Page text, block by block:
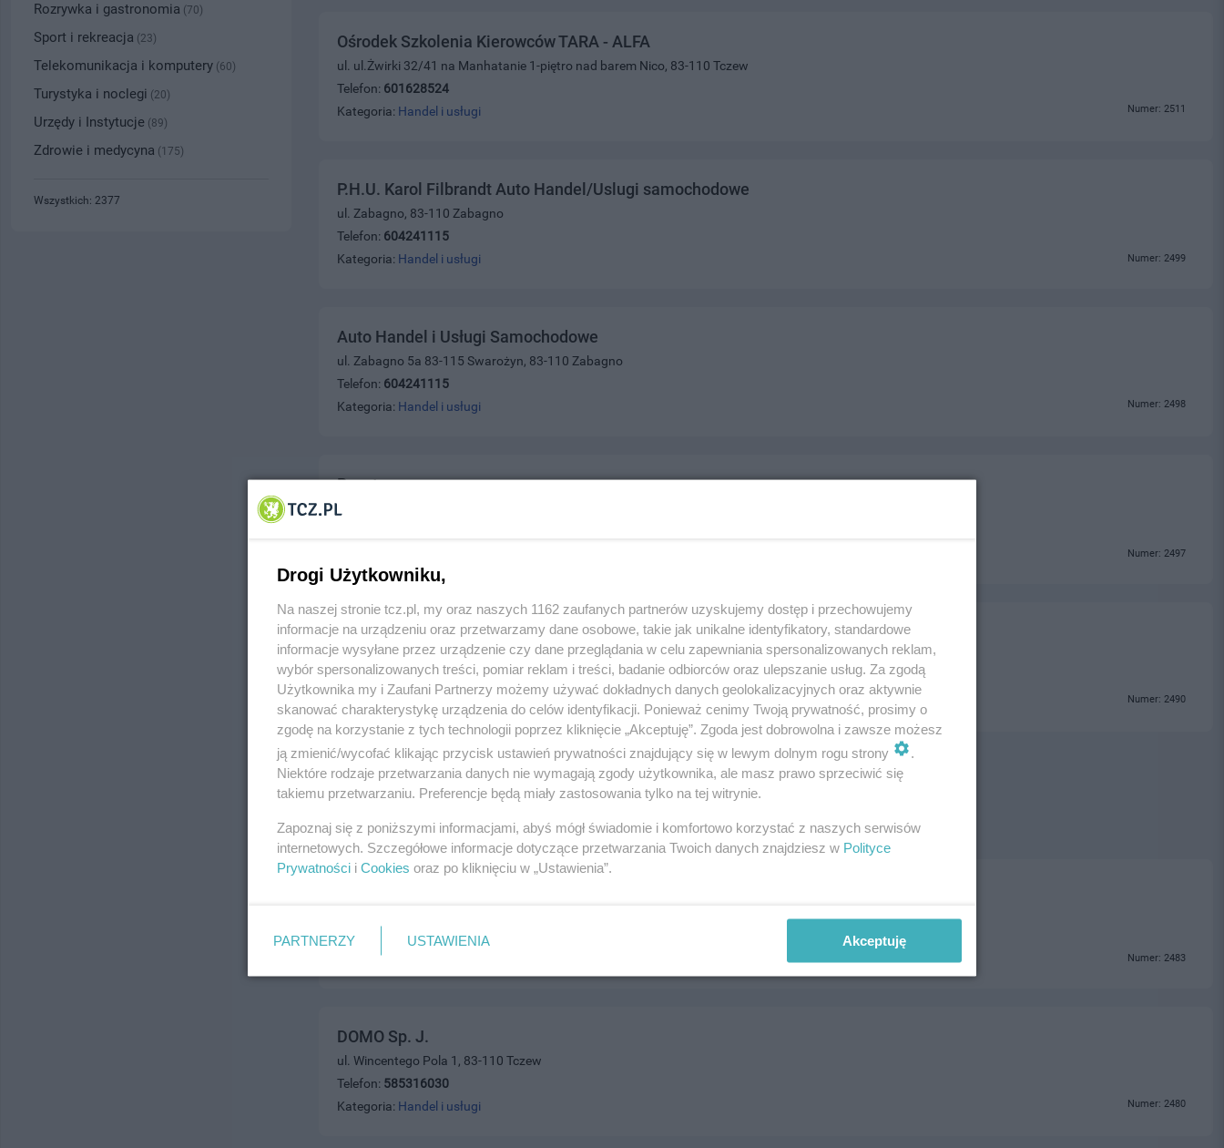
Ośrodek Szkolenia Kierowców TARA - ALFA
ul. ul.Żwirki 32/41 na Manhatanie 1-piętro nad barem Nico, 83-110 Tczew
Telefon: 601628524
Kategoria: Handel i usługi Numer: 2511
P.H.U. Karol Filbrandt Auto Handel/Uslugi samochodowe
ul. Zabagno, 83-110 Zabagno
Telefon: 604241115
Kategoria: Handel i usługi Numer: 2499
Auto Handel i Usługi Samochodowe
ul. Zabagno 5a 83-115 Swarożyn, 83-110 Zabagno
Telefon: 604241115
Kategoria: Handel i usługi Numer: 2498
Basster
ul. Działkowa 3, 83-110 Tczew
Numer: 2497
Ośrodek Szkolenia Kierowców TARA-TARUĆ
ul. ul.Żwirki-Manhatan nad barem NICO, 83-110 Tczew
Telefon:602483421
Kategoria:
Handel i usługi Numer: 2490
Telefon:
726653890
Kategoria:
Numer: 2483
DOMO Sp. J.
ul. Wincentego Pola 1, 83-110 Tczew
Telefon: 585316030
Kategoria: Handel i usługi Numer: 2480
Rozrywka i gastronomia (70)
Sport i rekreacja (23)
Telekomunikacja i komputery (60)
Turystyka i noclegi (20)
Urzędy i Instytucje (89)
Zdrowie i medycyna (175)
Wszystkich: 2377
Drogi Użytkowniku,
Na naszej stronie tcz.pl, my oraz naszych 1162 zaufanych partnerów uzyskujemy dostęp i przechowujemy
informacje na urządzeniu oraz przetwarzamy dane osobowe, takie jak unikalne identyfikatory, standardowe
informacje wysyłane przez urządzenie czy dane przeglądania w celu zapewniania spersonalizowanych reklam,
wybór spersonalizowanych treści, pomiar reklam i treści, badanie odbiorców oraz ulepszanie usług. Za zgodą
Użytkownika my i Zaufani Partnerzy możemy używać dokładnych danych geolokalizacyjnych oraz aktywnie
skanować charakterystykę urządzenia do celów identyfikacji. Ponieważ cenimy Twoją prywatność, prosimy o
zgodę na korzystanie z tych technologii poprzez kliknięcie „Akceptuję”. Zgoda jest dobrowolna i zawsze możesz
ją zmienić/wycofać klikając przycisk ustawień prywatności znajdujący się w lewym dolnym rogu strony
.
Niektóre rodzaje przetwarzania danych nie wymagają zgody użytkownika, ale masz prawo sprzeciwić się
takiemu przetwarzaniu. Preferencje będą miały zastosowania tylko na tej witrynie.
Zapoznaj się z poniższymi informacjami, abyś mógł świadomie i komfortowo korzystać z naszych serwisów
internetowych. Szczegółowe informacje dotyczące przetwarzania Twoich danych znajdziesz w Polityce
Prywatności i Cookies oraz po kliknięciu w „Ustawienia”.
PARTNERZY USTAWIENIA Akceptuję